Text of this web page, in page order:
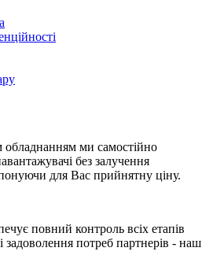
ми самостійно
без залучення
для Вас прийнятну ціну.
повний контроль всіх етапів
задоволення потреб партнерів - наш